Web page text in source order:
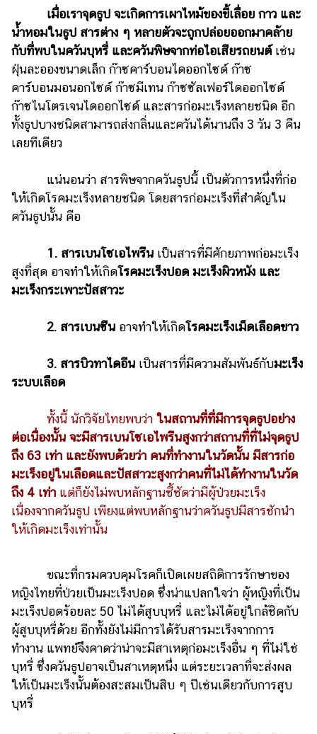
ตกแต่ง
มือ
ถือ
ราคา
ทอง
ราคา
น้ำมัน
ไร
ตี้
แต่งงาน
แม่
และ
Infographic
บริการ
แอปฯ
กระปุก
คอร์ส
ออนไลน์
เรียน
ติดต่อ
โฆษณา
แจ้ง
ปัญหา
ร่วม
งาน
กับ
เมื่อเราจุดธูป จะเกิดการเผาไหม้ของขี้เลื่อย กาว และ
น้ำหอมในธูป สารต่าง ๆ หลายตัวจะถูกปล่อยออกมาคล้าย
กับที่พบในควันบุหรี่ และควันพิษจากท่อไอเสียรถยนต์ เช่น
ฝุ่นละอองขนาดเล็ก ก๊าซคาร์บอนไดออกไซด์ ก๊าซ
คาร์บอนมอนอกไซด์ ก๊าซมีเทน ก๊าซซัลเฟอร์ไดออกไซด์
ก๊าซไนโตรเจนไดออกไซด์ และสารก่อมะเร็งหลายชนิด อีก
ทั้งธูปบางชนิดสามารถส่งกลิ่นและควันได้นานถึง 3 วัน 3 คืน
เลยทีเดียว
แน่นอนว่า สารพิษจากควันธูปนี้ เป็นตัวการหนึ่งที่ก่อ
ให้เกิดโรคมะเร็งหลายชนิด โดยสารก่อมะเร็งที่สำคัญใน
ควันธูปนั้น คือ
1. สารเบนโซเอไพรีน เป็นสารที่มีศักยภาพก่อมะเร็ง
สูงที่สุด อาจทำให้เกิดโรคมะเร็งปอด มะเร็งผิวหนัง และ
มะเร็งกระเพาะปัสสาวะ
2. สารเบนซีน อาจทำให้เกิดโรคมะเร็งเม็ดเลือดขาว
3. สารบิวทาไดอีน เป็นสารที่มีความสัมพันธ์กับมะเร็ง
ระบบเลือด
ทั้งนี้ นักวิจัยไทยพบว่า ในสถานที่ที่มีการจุดธูปอย่าง
ต่อเนื่องนั้น จะมีสารเบนโซเอไพรีนสูงกว่าสถานที่ที่ไม่จุดธูป
ถึง 63 เท่า และยังพบด้วยว่า คนที่ทำงานในวัดนั้น มีสารก่อ
มะเร็งอยู่ในเลือดและปัสสาวะสูงกว่าคนที่ไม่ได้ทำงานในวัด
ถึง 4 เท่า แต่ก็ยังไม่พบหลักฐานชี้ชัดว่ามีผู้ป่วยมะเร็ง
เนื่องจากควันธูป เพียงแต่พบหลักฐานว่าควันธูปมีสารชักนำ
ให้เกิดมะเร็งเท่านั้น
ขณะที่กรมควบคุมโรคก็เปิดเผยสถิติการรักษาของ
หญิงไทยที่ป่วยเป็นมะเร็งปอด ซึ่งน่าแปลกใจว่า ผู้หญิงที่เป็น
มะเร็งปอดร้อยละ 50 ไม่ได้สูบบุหรี่ และไม่ได้อยู่ใกล้ชิดกับ
ผู้สูบบุหรี่ด้วย อีกทั้งยังไม่มีการได้รับสารมะเร็งจากการ
ทำงาน แพทย์จึงคาดว่าน่าจะมีสาเหตุก่อมะเร็งอื่น ๆ ที่ไม่ใช่
บุหรี่ ซึ่งควันธูปอาจเป็นสาเหตุหนึ่ง แต่ระยะเวลาที่จะส่งผล
ให้เป็นมะเร็งนั้นต้องสะสมเป็นสิบ ๆ ปีเช่นเดียวกับการสูบ
บุหรี่